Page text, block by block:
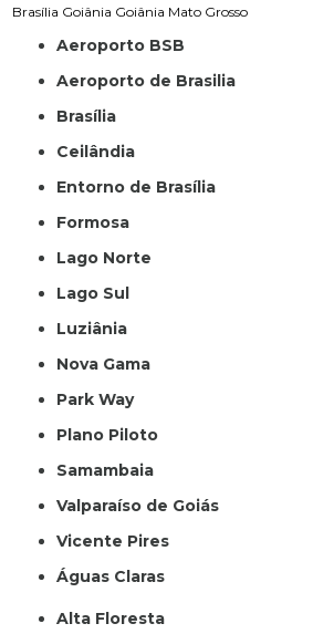
Brasília Goiânia Goiânia Mato Grosso
Aeroporto BSB
Aeroporto de Brasilia
Brasília
Ceilândia
Entorno de Brasília
Formosa
Lago Norte
Lago Sul
Luziânia
Nova Gama
Park Way
Plano Piloto
Samambaia
Valparaíso de Goiás
Vicente Pires
Águas Claras
Alta Floresta